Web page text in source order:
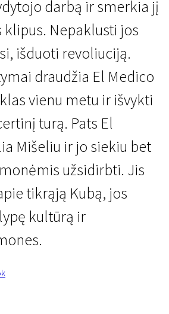
darbą ir smerkia jį
klipus. Nepaklusti jos
išduoti revoliuciją.
draudžia El Medico
vienu metu ir išvykti
turą. Pats El
Mišeliu ir jo siekiu bet
užsidirbti. Jis
tikrąją Kubą, jos
kultūrą ir